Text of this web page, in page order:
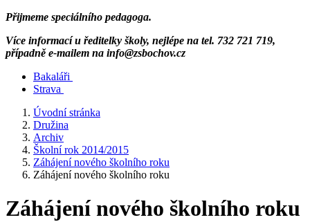
Přijmeme speciálního pedagoga.
Více informací u ředitelky školy, nejlépe na tel. 732 721 719,
případně e-mailem na info@zsbochov.cz
Bakaláři
Strava
Úvodní stránka
Družina
Archiv
Školní rok 2014/2015
Záhájení nového školního roku
Záhájení nového školního roku
Záhájení nového školního roku